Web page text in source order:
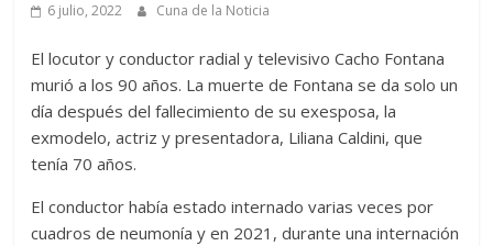
6 julio, 2022 Cuna de la Noticia
El locutor y conductor radial y televisivo Cacho Fontana
murió a los 90 años. La muerte de Fontana se da solo un
día después del fallecimiento de su exesposa, la
exmodelo, actriz y presentadora, Liliana Caldini, que
tenía 70 años.
El conductor había estado internado varias veces por
cuadros de neumonía y en 2021, durante una internación